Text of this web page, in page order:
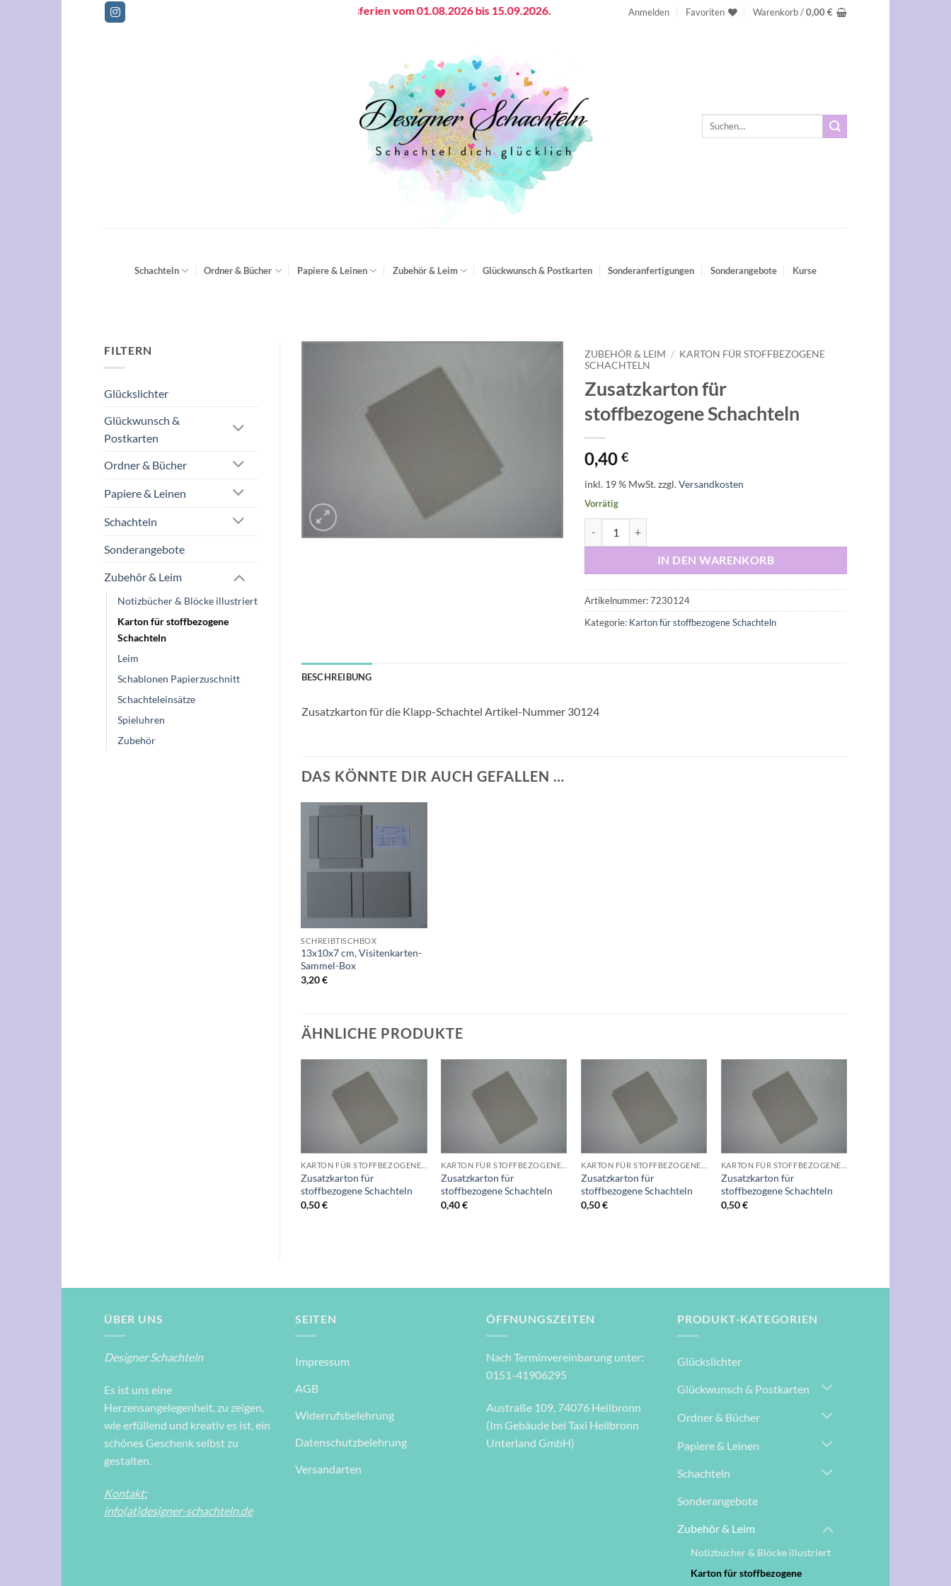
Betriebsferien vom 01.08.2026 bis 15.09.2026. Anmelden Favoriten Warenkorb /0,00€
Suchen
Schachteln Ordner & Bücher Papiere & Leinen Zubehör & Leim Glückwunsch & Postkarten Sonderanfertigungen Sonderangebote Kurse
FILTERN
Glückslichter
Glückwunsch &
Postkarten
Ordner & Bücher
Papiere & Leinen
Schachteln
Sonderangebote
Zubehör & Leim
Notizbücher & Blöcke illustriert
Karton für stoffbezogene
Schachteln
Leim
Schablonen Papierzuschnitt
Schachteleinsätze
Spieluhren
Zubehör
ZUBEHÖR & LEIM / KARTON FÜR STOFFBEZOGENE
SCHACHTELN
Zusatzkarton für
stoffbezogene Schachteln
0,40€
inkl. 19 % MwSt.zzgl.Versandkosten
Vorrätig
IN DEN WARENKORB
Artikelnummer:7230124
Kategorie: Karton für stoffbezogene Schachteln
BESCHREIBUNG
Zusatzkarton für die Klapp-Schachtel Artikel-Nummer 30124
DAS KÖNNTE DIR AUCH GEFALLEN …
Auf die
Wunschliste
SCHREIBTISCHBOX
13x10x7 cm, Visitenkarten-
Sammel-Box
3,20€
ÄHNLICHE PRODUKTE
Auf die
Wunschliste
Zusatzkarton für
stoffbezogene Schachteln
0,50€
Auf die
Wunschliste
Zusatzkarton für
stoffbezogene Schachteln
0,40€
Auf die
Wunschliste
Zusatzkarton für
stoffbezogene Schachteln
0,50€
Auf die
Wunschliste
Zusatzkarton für
stoffbezogene Schachteln
0,50€
ÜBER UNS
Designer Schachteln
Es ist uns eine
Herzensangelegenheit, zu zeigen,
wie erfüllend und kreativ es ist, ein
schönes Geschenk selbst zu
gestalten.
Kontakt:
info(at)designer-schachteln.de
SEITEN
Impressum
AGB
Widerrufsbelehrung
Datenschutzbelehrung
Versandarten
ÖFFNUNGSZEITEN
Nach Terminvereinbarung unter:
0151-41906295
Austraße 109, 74076 Heilbronn
(Im Gebäude bei Taxi Heilbronn
Unterland GmbH)
PRODUKT-KATEGORIEN
Glückslichter
Glückwunsch & Postkarten
Ordner & Bücher
Papiere & Leinen
Schachteln
Sonderangebote
Zubehör & Leim
Notizbücher & Blöcke illustriert
Karton für stoffbezogene